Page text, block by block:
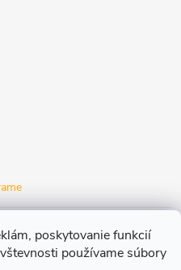
poskytovanie funkcií
používame súbory